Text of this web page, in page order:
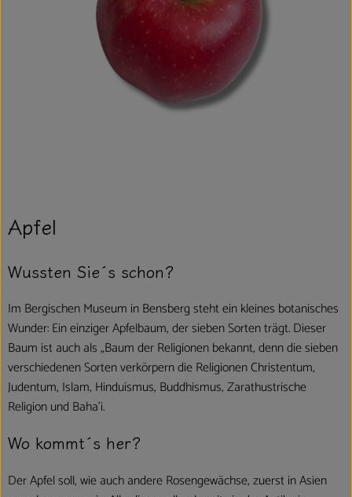
Apfel
Wussten Sie´s schon?
Im Bergischen Museum in Bensberg steht ein kleines botanisches
Wunder: Ein einziger Apfelbaum, der sieben Sorten trägt. Dieser
Baum ist auch als „Baum der Religionen bekannt, denn die sieben
verschiedenen Sorten verkörpern die Religionen Christentum,
Judentum, Islam, Hinduismus, Buddhismus, Zarathustrische
Religion und Baha’i.
Wo kommt´s her?
Der Apfel soll, wie auch andere Rosengewächse, zuerst in Asien